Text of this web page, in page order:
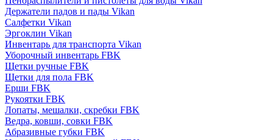
Держатели падов и пады Vikan
Салфетки Vikan
Эргоклин Vikan
Инвентарь для транспорта Vikan
Уборочный инвентарь FBK
Щетки ручные FBK
Щетки для пола FBK
Ерши FBK
Рукоятки FBK
Лопаты, мешалки, скребки FBK
Ведра, ковши, совки FBK
Абразивные губки FBK